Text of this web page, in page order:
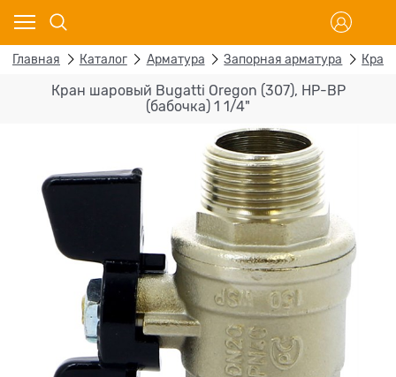
Главная Каталог Арматура Запорная арматура
Кран шаровый Bugatti Oregon (307), НР-ВР
(бабочка) 1 1/4"